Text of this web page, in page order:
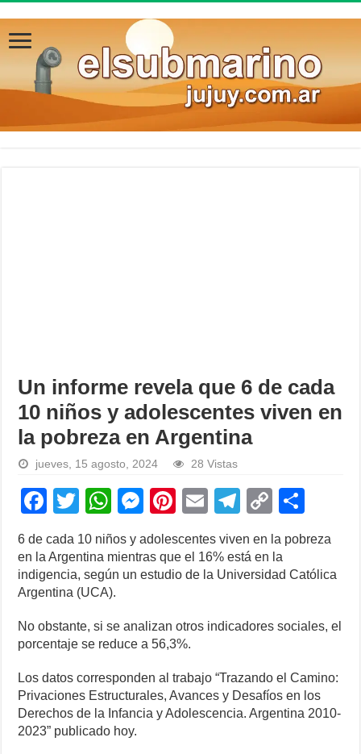
Un informe revela que 6 de cada
10 niños y adolescentes viven en
la pobreza en Argentina
jueves, 15 agosto, 2024 28 Vistas
F
c
e
b
o
o
k
T
wi
tt
er
W
h
at
s
A
p
p
M
e
ss
e
g
er
Pi
er
e
E
m
ail
T
e
gr
m
C
o
p
y
n
ar
e
6 de cada 10 niños y adolescentes viven en la pobreza
en la Argentina mientras que el 16% está en la
indigencia, según un estudio de la Universidad Católica
Argentina (UCA).
No obstante, si se analizan otros indicadores sociales, el
porcentaje se reduce a 56,3%.
Los datos corresponden al trabajo “Trazando el Camino:
Privaciones Estructurales, Avances y Desafíos en los
Derechos de la Infancia y Adolescencia. Argentina 2010-
2023” publicado hoy.